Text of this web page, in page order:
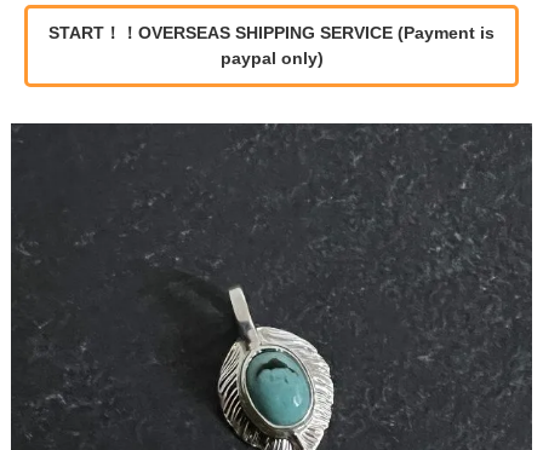
START！！OVERSEAS SHIPPING SERVICE (Payment is
paypal only)